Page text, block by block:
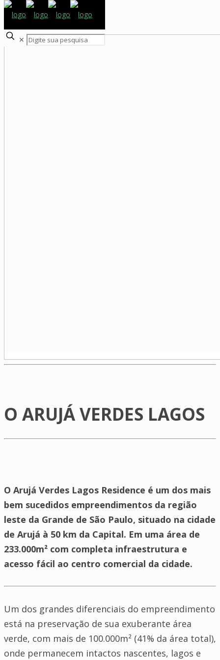
✕
BEM VINDO AO
VERDES LAGOS
O ARUJÁ VERDES LAGOS
O Arujá Verdes Lagos Residence é um dos mais
bem sucedidos empreendimentos da região
leste da Grande de São Paulo, situado na cidade
de Arujá à 50 km da Capital. Em uma área de
233.000m² com completa infraestrutura e
acesso fácil ao centro comercial da cidade.
Um dos grandes diferenciais do empreendimento
está na preservação de sua exuberante área
verde, com mais de 100.000m² (41% da área total),
onde permanecem intactos nascentes, lagos e